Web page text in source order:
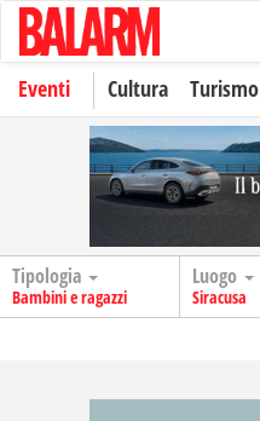
Eventi Cultura Turismo
Tipologia
Bambini e ragazzi
Luogo
Siracusa